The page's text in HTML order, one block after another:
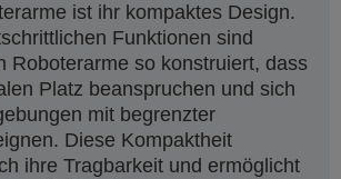
ist ihr kompaktes Design.
Funktionen sind
Roboterarme so konstruiert, dass
Platz beanspruchen und sich
mit begrenzter
Diese Kompaktheit
ihre Tragbarkeit und ermöglicht